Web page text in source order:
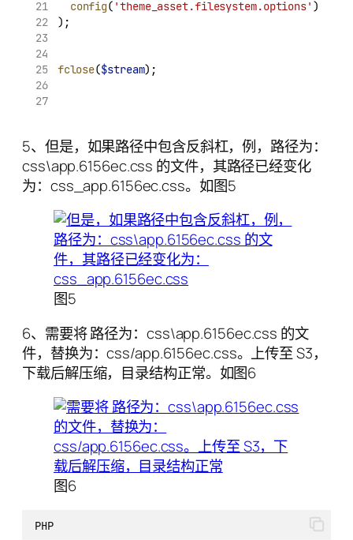
config( 'theme_asset.filesystem.options' )
);
fclose($stream);
5、但是，如果路径中包含反斜杠，例，路径为：
css\app.6156ec.css 的文件，其路径已经变化
为：css_app.6156ec.css。如图5
图5
6、需要将 路径为：css\app.6156ec.css 的文
件，替换为：css/app.6156ec.css。上传至 S3，
下载后解压缩，目录结构正常。如图6
图6
PHP